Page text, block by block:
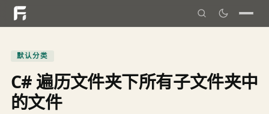
默认分类
C# 遍历文件夹下所有子文件夹中
的文件